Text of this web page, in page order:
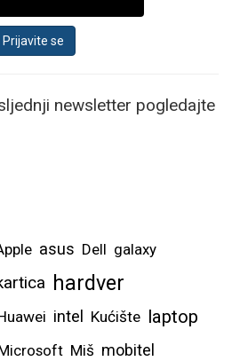
newsletter pogledajte
asus Dell galaxy
hardver
intel Kućište laptop
Miš mobitel